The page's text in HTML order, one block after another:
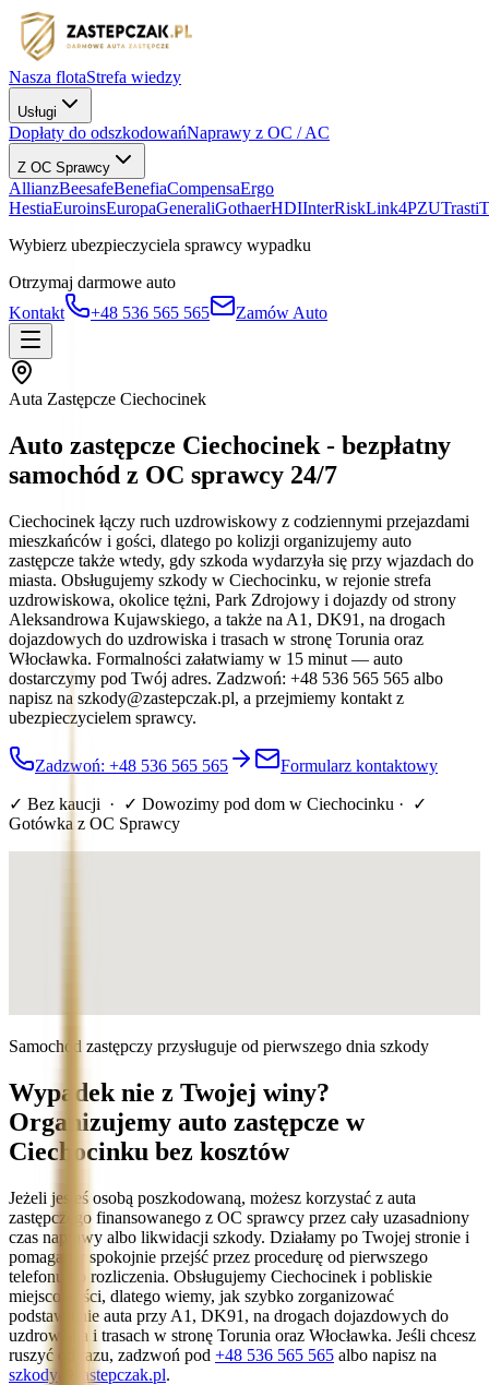
Nasza flotaStrefa wiedzy
Usługi
Dopłaty do odszkodowańNaprawy z OC / AC
Z OC Sprawcy
AllianzBeesafeBenefiaCompensaErgo
HestiaEuroinsEuropaGeneraliGothaerHDIInterRiskLink4PZUTrasti
Wybierz ubezpieczyciela sprawcy wypadku
Otrzymaj darmowe auto
Kontakt
+48 536 565 565 Zamów Auto
Auta Zastępcze Ciechocinek
Auto zastępcze Ciechocinek - bezpłatny
samochód z OC sprawcy 24/7
Ciechocinek łączy ruch uzdrowiskowy z codziennymi przejazdami
mieszkańców i gości, dlatego po kolizji organizujemy auto
zastępcze także wtedy, gdy szkoda wydarzyła się przy wjazdach do
miasta. Obsługujemy szkody w Ciechocinku, w rejonie strefa
uzdrowiskowa, okolice tężni, Park Zdrojowy i dojazdy od strony
Aleksandrowa Kujawskiego, a także na A1, DK91, na drogach
dojazdowych do uzdrowiska i trasach w stronę Torunia oraz
Włocławka. Formalności załatwiamy w 15 minut — auto
dostarczymy pod Twój adres. Zadzwoń: +48 536 565 565 albo
napisz na szkody@zastepczak.pl, a przejmiemy kontakt z
ubezpieczycielem sprawcy.
Zadzwoń: +48 536 565 565 Formularz kontaktowy
✓ Bez kaucji · ✓ Dowozimy pod dom w Ciechocinku · ✓
Gotówka z OC Sprawcy
Samochód zastępczy przysługuje od pierwszego dnia szkody
Wypadek nie z Twojej winy?
Organizujemy auto zastępcze w
Ciechocinku bez kosztów
Jeżeli jesteś osobą poszkodowaną, możesz korzystać z auta
zastępczego finansowanego z OC sprawcy przez cały uzasadniony
czas naprawy albo likwidacji szkody. Działamy po Twojej stronie i
pomagamy spokojnie przejść przez procedurę od pierwszego
telefonu do rozliczenia. Obsługujemy Ciechocinek i pobliskie
miejscowości, dlatego wiemy, jak szybko zorganizować
podstawienie auta przy A1, DK91, na drogach dojazdowych do
uzdrowiska i trasach w stronę Torunia oraz Włocławka. Jeśli chcesz
ruszyć od razu, zadzwoń pod +48 536 565 565 albo napisz na
szkody@zastepczak.pl.